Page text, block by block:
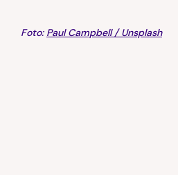
Foto: Paul Campbell / Unsplash